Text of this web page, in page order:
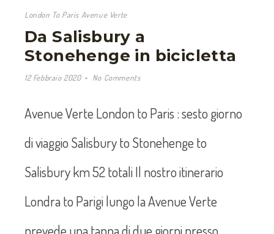
London To Paris Avenue Verte
Da Salisbury a
Stonehenge in bicicletta
12 Febbraio 2020 No Comments
Avenue Verte London to Paris : sesto giorno
di viaggio Salisbury to Stonehenge to
Salisbury km 52 totali Il nostro itinerario
Londra to Parigi lungo la Avenue Verte
prevede una tappa di due giorni presso